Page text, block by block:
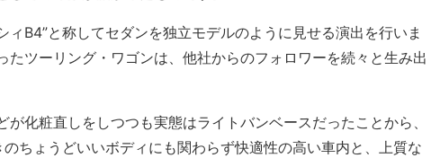
ィB4”と称してセダンを独立モデルのように見せる演出を行いま
たツーリング・ワゴンは、他社からのフォロワーを続々と生み出
が化粧直しをしつつも実態はライトバンベースだったことから、
ちょうどいいボディにも関わらず快適性の高い車内と、上質な